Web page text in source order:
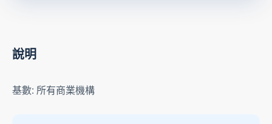
說明
基數: 所有商業機構